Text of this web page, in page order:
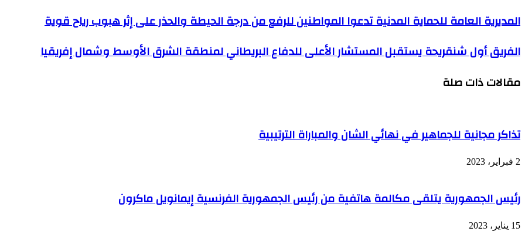
المديرية
العامة
المدنية
تدعوا
للرفع
على
هبوب
المديرية العامة للحماية المدنية تدعوا المواطنين للرفع من درجة الحيطة والحذر على إثر هبوب رياح قوية
الفريق
أول
يستقبل
لمنطقة
الأوسط
وشمال
الفريق أول شنقريحة يستقبل المستشار الأعلى للدفاع البريطاني لمنطقة الشرق الأوسط وشمال إفريقيا
مقالات ذات صلة
تذاكر مجانية للجماهير في نهائي الشان والمباراة الترتيبية
2 فبراير، 2023
رئيس الجمهورية يتلقى مكالمة هاتفية من رئيس الجمهورية الفرنسية إيمانويل ماكرون
15 يناير، 2023